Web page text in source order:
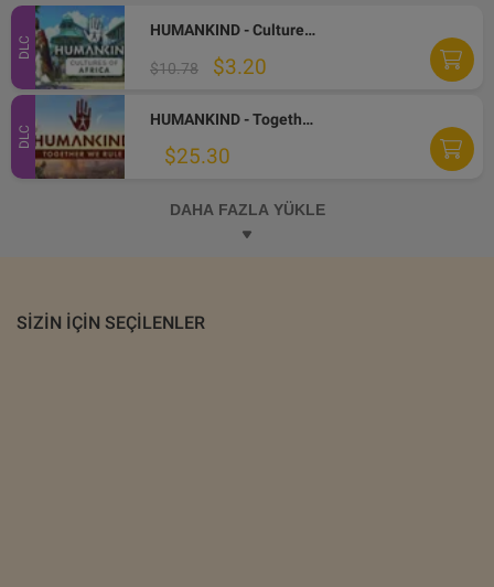
DLC
HUMANKIND - Cultures of Africa DLC Steam CD Key
$10.78 $3.20
DLC
HUMANKIND - Together We Rule Expansion Pack DLC Steam Altergift
$25.30
DAHA FAZLA YÜKLE
SIZIN IÇIN SEÇILENLER